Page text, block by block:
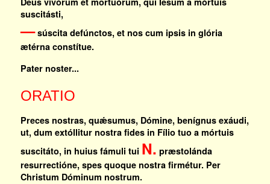
suscitásti,
—súscita defúnctos, et nos cum ipsis in glória
ætérna constítue.
Pater noster...
ORATIO
Preces nostras, quǽsumus, Dómine, benígnus exáudi,
ut, dum extóllitur nostra fides in Fílio tuo a mórtuis
suscitáto, in huius fámuli tui N. præstolánda
resurrectióne, spes quoque nostra firmétur. Per
Christum Dóminum nostrum.